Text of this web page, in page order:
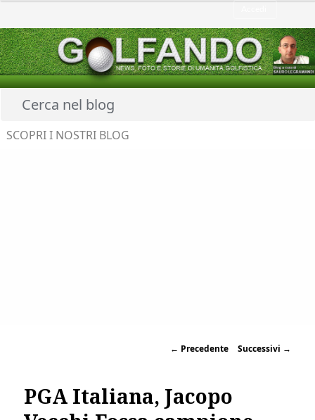
← Precedente Successivi →
PGA Italiana, Jacopo